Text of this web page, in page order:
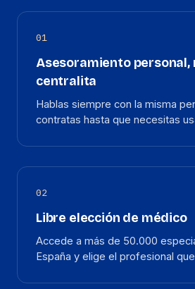
01
Asesoramiento personal,
centralita
Hablas siempre con la misma
contratas hasta que necesitas
02
Libre elección de médico
Accede a más de 50.000
España y elige el profesional